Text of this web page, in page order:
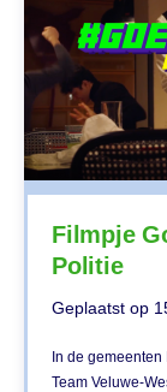
Filmpje
Politie
Geplaatst op
In de
Team Veluwe-